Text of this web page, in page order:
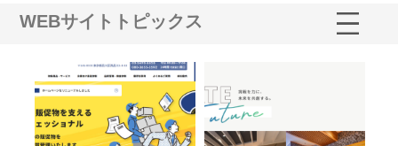
WEBサイトトピックス